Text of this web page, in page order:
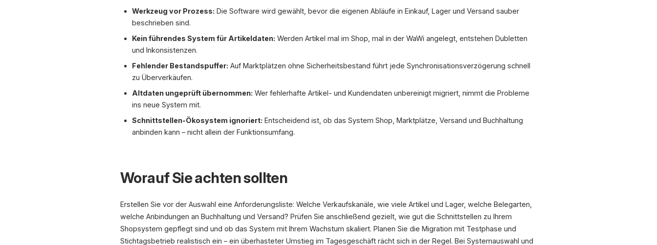
Werkzeug vor Prozess: Die Software wird gewählt, bevor die eigenen Abläufe in Einkauf, Lager und Versand sauber
beschrieben sind.
Kein führendes System für Artikeldaten: Werden Artikel mal im Shop, mal in der WaWi angelegt, entstehen Dubletten
und Inkonsistenzen.
Fehlender Bestandspuffer: Auf Marktplätzen ohne Sicherheitsbestand führt jede Synchronisationsverzögerung schnell
zu Überverkäufen.
Altdaten ungeprüft übernommen: Wer fehlerhafte Artikel- und Kundendaten unbereinigt migriert, nimmt die Probleme
ins neue System mit.
Schnittstellen-Ökosystem ignoriert: Entscheidend ist, ob das System Shop, Marktplätze, Versand und Buchhaltung
anbinden kann – nicht allein der Funktionsumfang.
Worauf Sie achten sollten
Erstellen Sie vor der Auswahl eine Anforderungsliste: Welche Verkaufskanäle, wie viele Artikel und Lager, welche Belegarten,
welche Anbindungen an Buchhaltung und Versand? Prüfen Sie anschließend gezielt, wie gut die Schnittstellen zu Ihrem
Shopsystem gepflegt sind und ob das System mit Ihrem Wachstum skaliert. Planen Sie die Migration mit Testphase und
Stichtagsbetrieb realistisch ein – ein überhasteter Umstieg im Tagesgeschäft rächt sich in der Regel. Bei Systemauswahl und